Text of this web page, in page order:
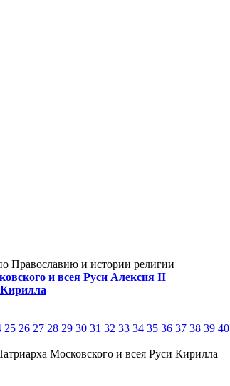
Православию и истории религии
и всея Руси Алексия II
25 26 27 28 29 30 31 32 33 34 35 36 37 38 39 40
Московского и всея Руси Кирилла